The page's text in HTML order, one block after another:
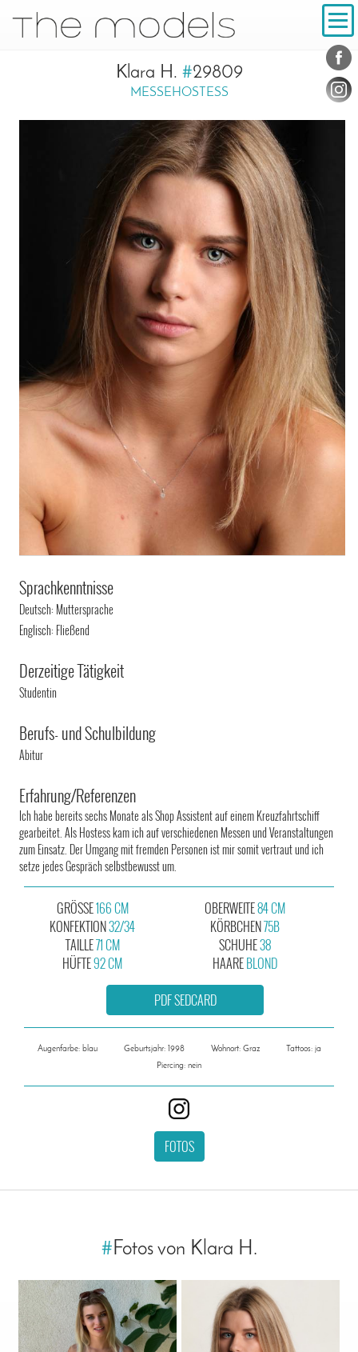
Navigation
Klara H. #29809
MESSEHOSTESS
Sprachkenntnisse
Deutsch: Muttersprache
Englisch: Fließend
Derzeitige Tätigkeit
Studentin
Berufs- und Schulbildung
Abitur
Erfahrung/Referenzen
Ich habe bereits sechs Monate als Shop Assistent auf einem Kreuzfahrtschiff
gearbeitet. Als Hostess kam ich auf verschiedenen Messen und Veranstaltungen
zum Einsatz. Der Umgang mit fremden Personen ist mir somit vertraut und ich
setze jedes Gespräch selbstbewusst um.
GRÖSSE166 CM
KONFEKTION32/34
OBERWEITE84 CM
KÖRBCHEN75B
TAILLE71 CM
HÜFTE92 CM
SCHUHE38
HAAREBLOND
PDF SEDCARD
Augenfarbe: blau Geburtsjahr: 1998 Wohnort: Graz
Tattoos: ja
Piercing: nein
FOTOS
#Fotos von Klara H.